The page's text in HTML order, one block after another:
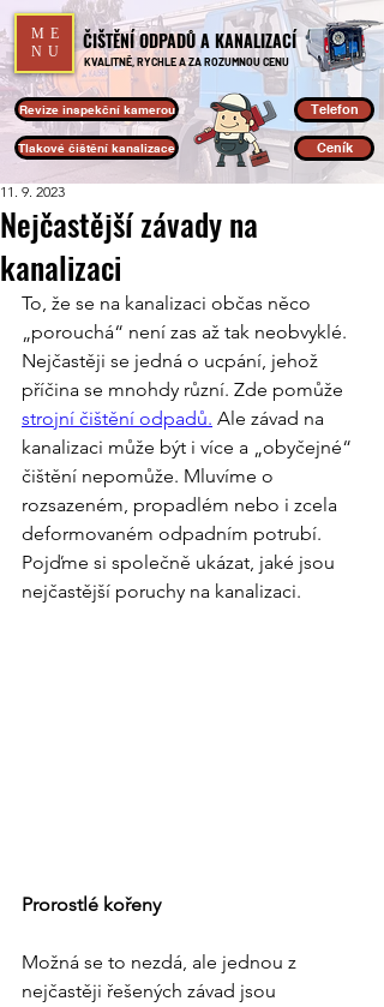
ME
NU
ČIŠTĚNÍ ODPADŮ A KANALIZACÍ
KVALITNĚ, RYCHLE A ZA ROZUMNOU CENU
Revize inspekční kamerou
Tlakové čištění kanalizace
Telefon
Ceník
Nejčastější závady na
kanalizaci
11. 9. 2023
To, že se na kanalizaci občas něco
„porouchá“ není zas až tak neobvyklé.
Nejčastěji se jedná o ucpání, jehož
příčina se mnohdy různí. Zde pomůže
strojní čištění odpadů. Ale závad na
kanalizaci může být i více a „obyčejné“
čištění nepomůže. Mluvíme o
rozsazeném, propadlém nebo i zcela
deformovaném odpadním potrubí.
Pojďme si společně ukázat, jaké jsou
nejčastější poruchy na kanalizaci.
Prorostlé kořeny
Možná se to nezdá, ale jednou z
nejčastěji řešených závad jsou